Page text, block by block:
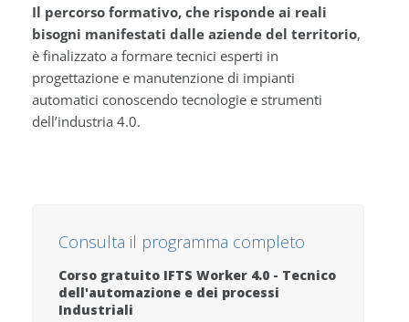
Il percorso formativo, che risponde ai reali
bisogni manifestati dalle aziende del territorio,
è finalizzato a formare tecnici esperti in
progettazione e manutenzione di impianti
automatici conoscendo tecnologie e strumenti
dell’industria 4.0.
Consulta il programma completo
Corso gratuito IFTS Worker 4.0 - Tecnico
dell'automazione e dei processi
Industriali